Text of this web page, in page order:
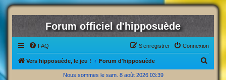
Forum officiel d'hipposuède
FAQ Connexion
S’enregistrer
Vers hipposuède, le jeu ! Forum d'hipposuède
Nous sommes le sam. 8 août 2026 03:39